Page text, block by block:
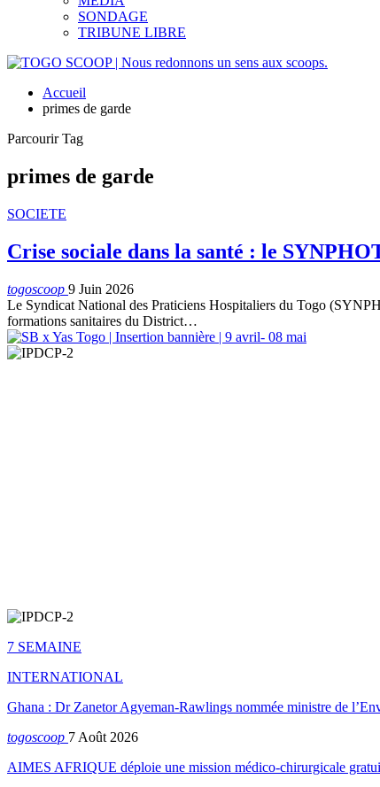
SONDAGE
TRIBUNE LIBRE
Accueil
primes de garde
Parcourir Tag
primes de garde
SOCIETE
Crise sociale dans la santé : le
togoscoop 9 Juin 2026
Le Syndicat National des Praticiens Hospitaliers du Togo
formations sanitaires du District…
7 SEMAINE
INTERNATIONAL
Ghana : Dr Zanetor Agyeman-Rawlings nommée ministre de
togoscoop 7 Août 2026
AIMES AFRIQUE déploie une mission médico-chirurgicale